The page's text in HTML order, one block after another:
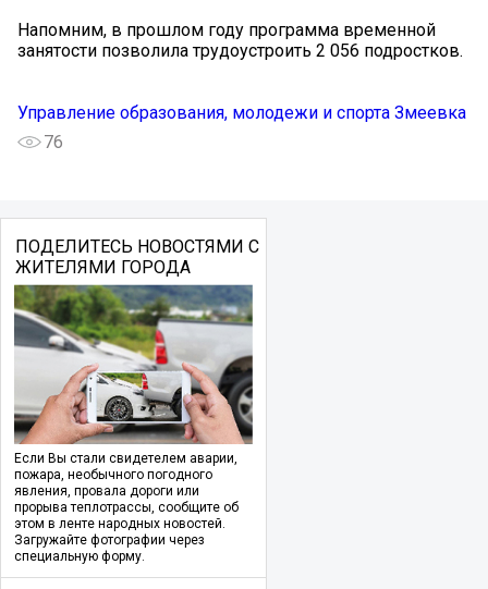
Напомним, в прошлом году программа временной
занятости позволила трудоустроить 2 056 подростков.
Управление образования, молодежи и спорта Змеевка
76
ПОДЕЛИТЕСЬ НОВОСТЯМИ С
ЖИТЕЛЯМИ ГОРОДА
Если Вы стали свидетелем аварии,
пожара, необычного погодного
явления, провала дороги или
прорыва теплотрассы, сообщите об
этом в ленте народных новостей.
Загружайте фотографии через
специальную форму.